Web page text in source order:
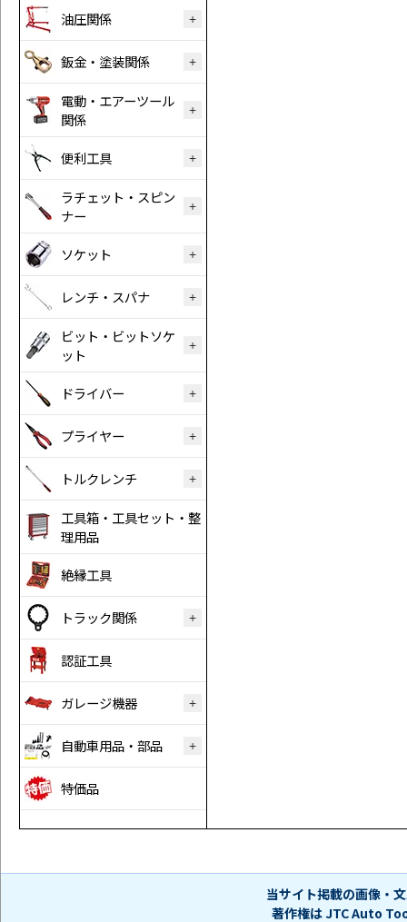
油圧関係
鈑金・塗装関係
電動・エアーツール
関係
便利工具
ラチェット・スピン
ナー
ソケット
レンチ・スパナ
ビット・ビットソケ
ット
ドライバー
プライヤー
トルクレンチ
工具箱・工具セット・整
理用品
絶縁工具
トラック関係
認証工具
ガレージ機器
自動車用品・部品
特価品
当サイト掲載の画像・
著作権は JTC Auto